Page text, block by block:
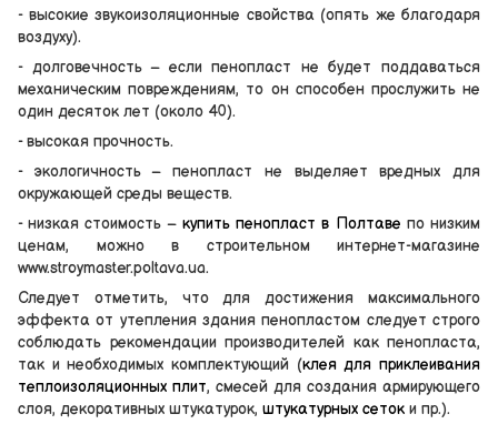
- высокие звукоизоляционные свойства (опять же благодаря
воздуху).
- долговечность – если пенопласт не будет поддаваться
механическим повреждениям, то он способен прослужить не
один десяток лет (около 40).
- высокая прочность.
- экологичность – пенопласт не выделяет вредных для
окружающей среды веществ.
- низкая стоимость – купить пенопласт в Полтаве по низким
ценам, можно в строительном интернет-магазине
www.stroymaster.poltava.ua.
Следует отметить, что для достижения максимального
эффекта от утепления здания пенопластом следует строго
соблюдать рекомендации производителей как пенопласта,
так и необходимых комплектующий (клея для приклеивания
теплоизоляционных плит, смесей для создания армирующего
слоя, декоративных штукатурок, штукатурных сеток и пр.).